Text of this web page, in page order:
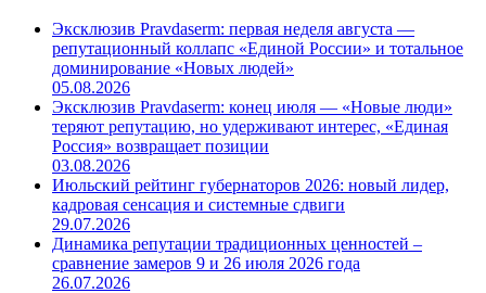
Эксклюзив Pravdaserm: первая неделя августа —
репутационный коллапс «Единой России» и тотальное
доминирование «Новых людей»
05.08.2026
Эксклюзив Pravdaserm: конец июля — «Новые люди»
теряют репутацию, но удерживают интерес, «Единая
Россия» возвращает позиции
03.08.2026
Июльский рейтинг губернаторов 2026: новый лидер,
кадровая сенсация и системные сдвиги
29.07.2026
Динамика репутации традиционных ценностей –
сравнение замеров 9 и 26 июля 2026 года
26.07.2026